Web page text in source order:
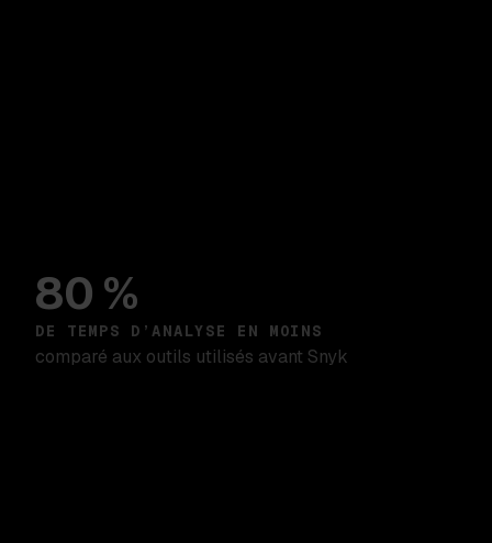
80 %
DE TEMPS D’ANALYSE EN MOINS
comparé aux outils utilisés avant Snyk